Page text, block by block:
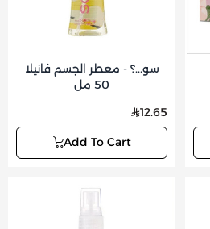
سو...؟ - معطر الجسم فانيلا
50 مل
12.65
Add To Cart